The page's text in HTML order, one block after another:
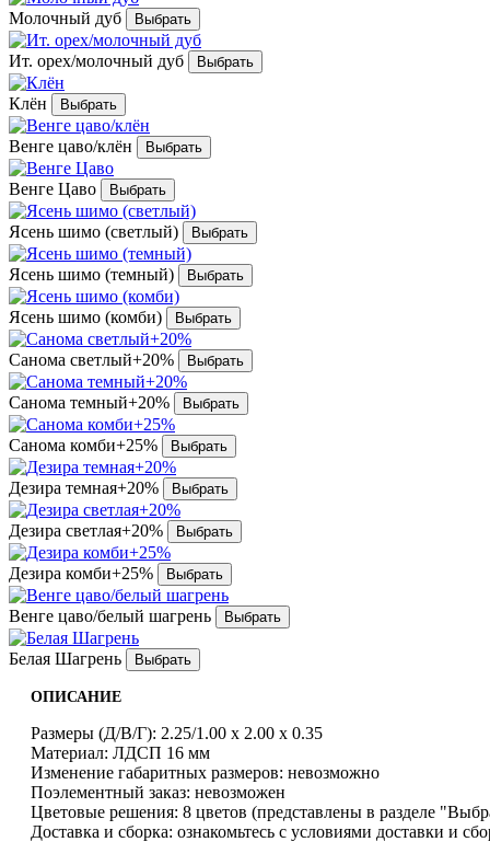
Молочный дуб
Ит. орех/молочный дуб
Клён
Венге цаво/клён
Венге Цаво
Ясень шимо (светлый)
Ясень шимо (темный)
Ясень шимо (комби)
Санома светлый+20%
Санома темный+20%
Санома комби+25%
Дезира темная+20%
Дезира светлая+20%
Дезира комби+25%
Венге цаво/белый шагрень
Белая Шагрень
ОПИСАНИЕ
Размеры (Д/В/Г): 2.25/1.00 x 2.00 x 0.35
Материал: ЛДСП 16 мм
Изменение габаритных размеров: невозможно
Поэлементный заказ: невозможен
Цветовые решения: 8 цветов (представлены в разделе
Доставка и сборка: ознакомьтесь с условиями доставки и